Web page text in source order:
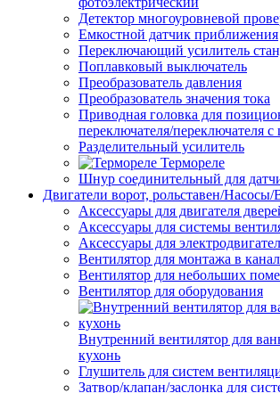
Детектор многоуровневой
Емкостной датчик приближения
Переключающий усилитель
Поплавковый выключатель
Преобразователь давления
Преобразователь значения тока
Приводная головка для
переключателя/переключателя
Разделительный усилитель
Термореле
Шнур соединительный для
Двигатели ворот, рольставен/
Аксессуары для двигателя
Аксессуары для системы
Аксессуары для
Вентилятор для монтажа в
Вентилятор для небольших
Вентилятор для оборудования
Внутренний вентилятор для
кухонь
Глушитель для систем
Затвор/клапан/заслонка для